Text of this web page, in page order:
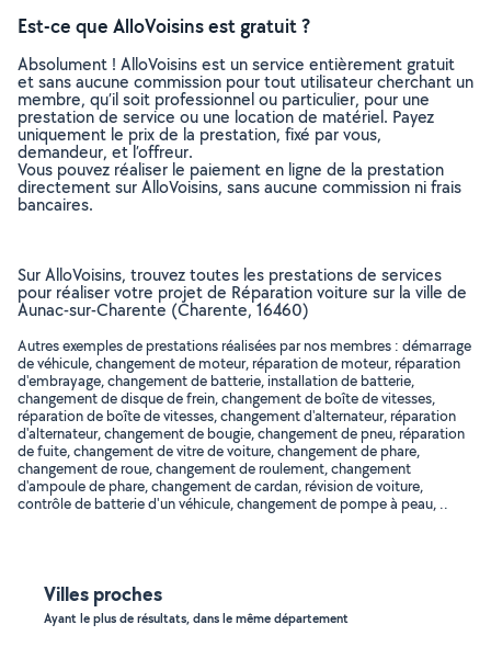
Est-ce que AlloVoisins est gratuit ?
Absolument ! AlloVoisins est un service entièrement gratuit
et sans aucune commission pour tout utilisateur cherchant un
membre, qu’il soit professionnel ou particulier, pour une
prestation de service ou une location de matériel. Payez
uniquement le prix de la prestation, fixé par vous,
demandeur, et l’offreur.
Vous pouvez réaliser le paiement en ligne de la prestation
directement sur AlloVoisins, sans aucune commission ni frais
bancaires.
Sur AlloVoisins, trouvez toutes les prestations de services
pour réaliser votre projet de Réparation voiture sur la ville de
Aunac-sur-Charente (Charente, 16460)
Autres exemples de prestations réalisées par nos membres : démarrage
de véhicule, changement de moteur, réparation de moteur, réparation
d'embrayage, changement de batterie, installation de batterie,
changement de disque de frein, changement de boîte de vitesses,
réparation de boîte de vitesses, changement d'alternateur, réparation
d'alternateur, changement de bougie, changement de pneu, réparation
de fuite, changement de vitre de voiture, changement de phare,
changement de roue, changement de roulement, changement
d'ampoule de phare, changement de cardan, révision de voiture,
contrôle de batterie d'un véhicule, changement de pompe à peau, ..
Villes proches
Ayant le plus de résultats, dans le même département